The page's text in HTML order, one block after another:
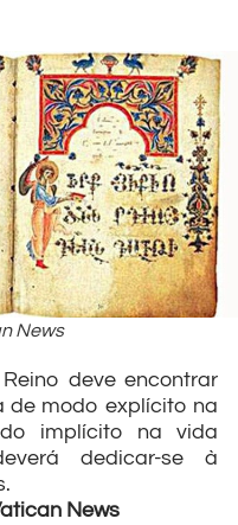
News
deve encontrar
de modo explícito na
implícito na vida
dedicar-se à
News